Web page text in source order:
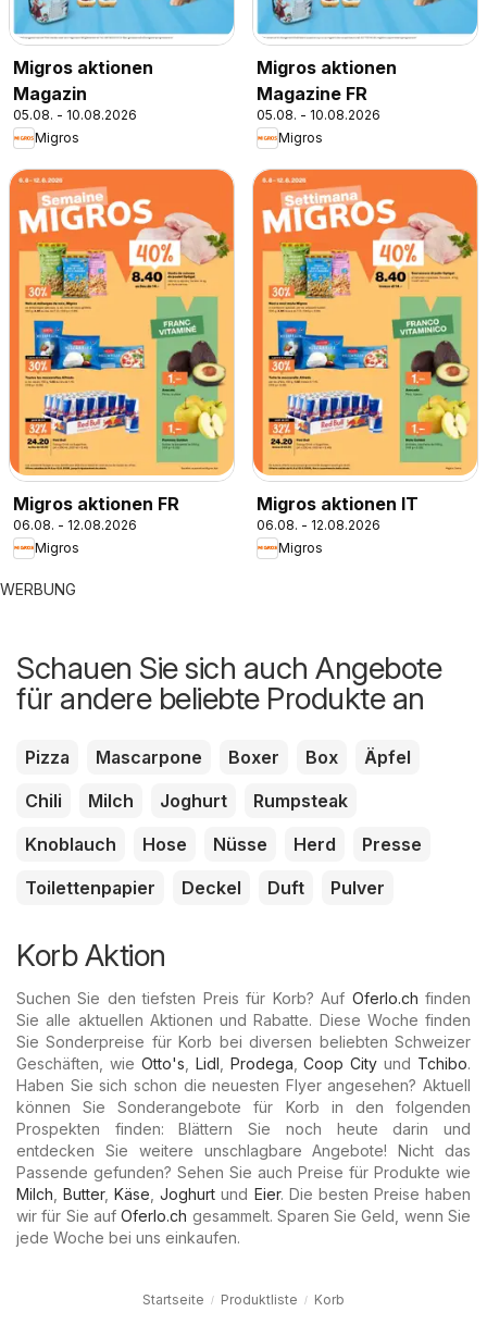
Migros aktionen
Magazin
05.08. - 10.08.2026
Migros
Migros aktionen
Magazine FR
05.08. - 10.08.2026
Migros
Migros aktionen FR
06.08. - 12.08.2026
Migros
Migros aktionen IT
06.08. - 12.08.2026
Migros
WERBUNG
Schauen Sie sich auch Angebote
für andere beliebte Produkte an
Pizza Mascarpone Boxer Box
Äpfel
Chili
Milch Joghurt
Rumpsteak
Knoblauch
Hose Nüsse Herd
Presse
Toilettenpapier
Deckel Duft Pulver
Korb Aktion
Suchen Sie den tiefsten Preis für Korb? Auf Oferlo.ch finden
Sie alle aktuellen Aktionen und Rabatte. Diese Woche finden
Sie Sonderpreise für Korb bei diversen beliebten Schweizer
Geschäften, wie Otto's Lidl Prodega ,Coop City und Tchibo.
Haben Sie sich schon die neuesten Flyer angesehen? Aktuell
können Sie Sonderangebote für Korb in den folgenden
Prospekten finden: Blättern Sie noch heute darin und
entdecken Sie weitere unschlagbare Angebote! Nicht das
Passende gefunden? Sehen Sie auch Preise für Produkte wie
Milch ,Butter,Käse ,Joghurt und Eier. Die besten Preise haben
wir für Sie aufOferlo.ch gesammelt. Sparen Sie Geld, wenn Sie
jede Woche bei uns einkaufen.
Startseite Produktliste Korb